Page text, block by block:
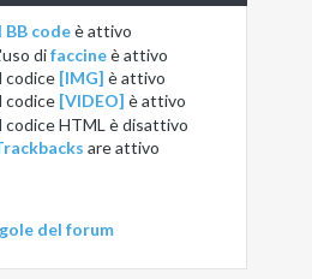
BB codeèattivo
difaccineèattivo
codice [IMG] èattivo
codice [VIDEO] èattivo
codice HTML èdisattivo
areattivo
del forum